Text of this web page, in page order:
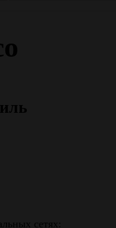
сетях: